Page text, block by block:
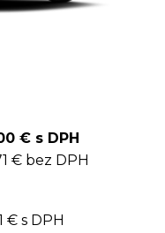
€ s DPH
€ bez DPH
€ s DPH